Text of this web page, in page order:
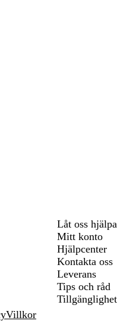
Låt oss
Mitt konto
Hjälpcenter
Kontakta oss
Leverans
Tips och råd
Tillgänglighet
Villkor